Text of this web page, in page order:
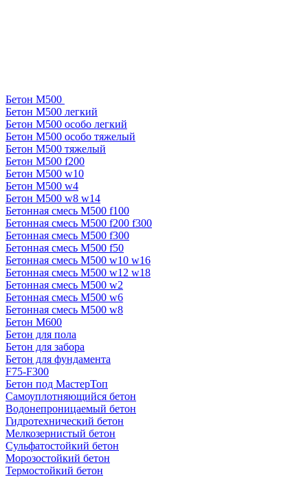
Бетон М500
Бетон М500 легкий
Бетон М500 особо легкий
Бетон М500 особо тяжелый
Бетон М500 тяжелый
Бетон М500 f200
Бетон М500 w10
Бетон М500 w4
Бетон М500 w8 w14
Бетонная смесь М500 f100
Бетонная смесь М500 f200 f300
Бетонная смесь М500 f300
Бетонная смесь М500 f50
Бетонная смесь М500 w10 w16
Бетонная смесь М500 w12 w18
Бетонная смесь М500 w2
Бетонная смесь М500 w6
Бетонная смесь М500 w8
Бетон М600
Бетон для пола
Бетон для забора
Бетон для фундамента
F75-F300
Бетон под МастерТоп
Самоуплотняющийся бетон
Водонепроницаемый бетон
Гидротехнический бетон
Мелкозернистый бетон
Сульфатостойкий бетон
Морозостойкий бетон
Термостойкий бетон